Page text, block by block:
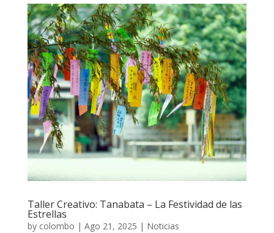
Taller Creativo: Tanabata – La Festividad de las
Estrellas
by colombo | Ago 21, 2025 | Noticias